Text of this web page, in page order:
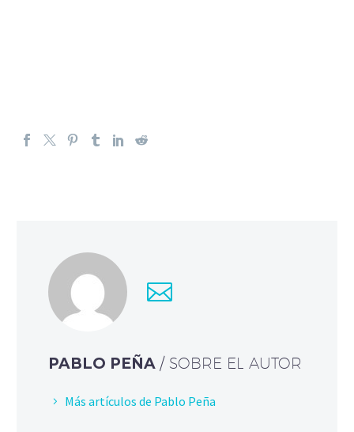
PABLO PEÑA / SOBRE EL AUTOR
Más artículos de Pablo Peña